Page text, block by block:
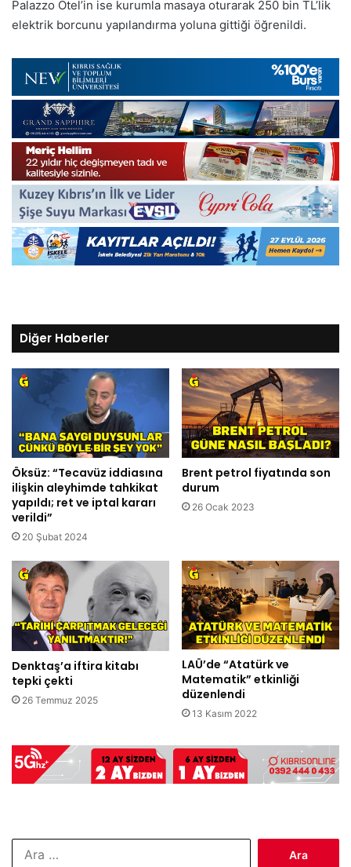
Palazzo Otel’in ise kurumla masaya oturarak 250 bin TL’lik
elektrik borcunu yapılandırma yoluna gittiği öğrenildi.
Diğer Haberler
Öksüz: “Tecavüz iddiasına
ilişkin aleyhimde tahkikat
yapıldı; ret ve iptal kararı
verildi”
20 Şubat 2024
Brent petrol fiyatında son
durum
26 Ocak 2023
Denktaş’a iftira kitabı
tepki çekti
26 Temmuz 2025
LAÜ’de “Atatürk ve
Matematik” etkinliği
düzenlendi
13 Kasım 2022